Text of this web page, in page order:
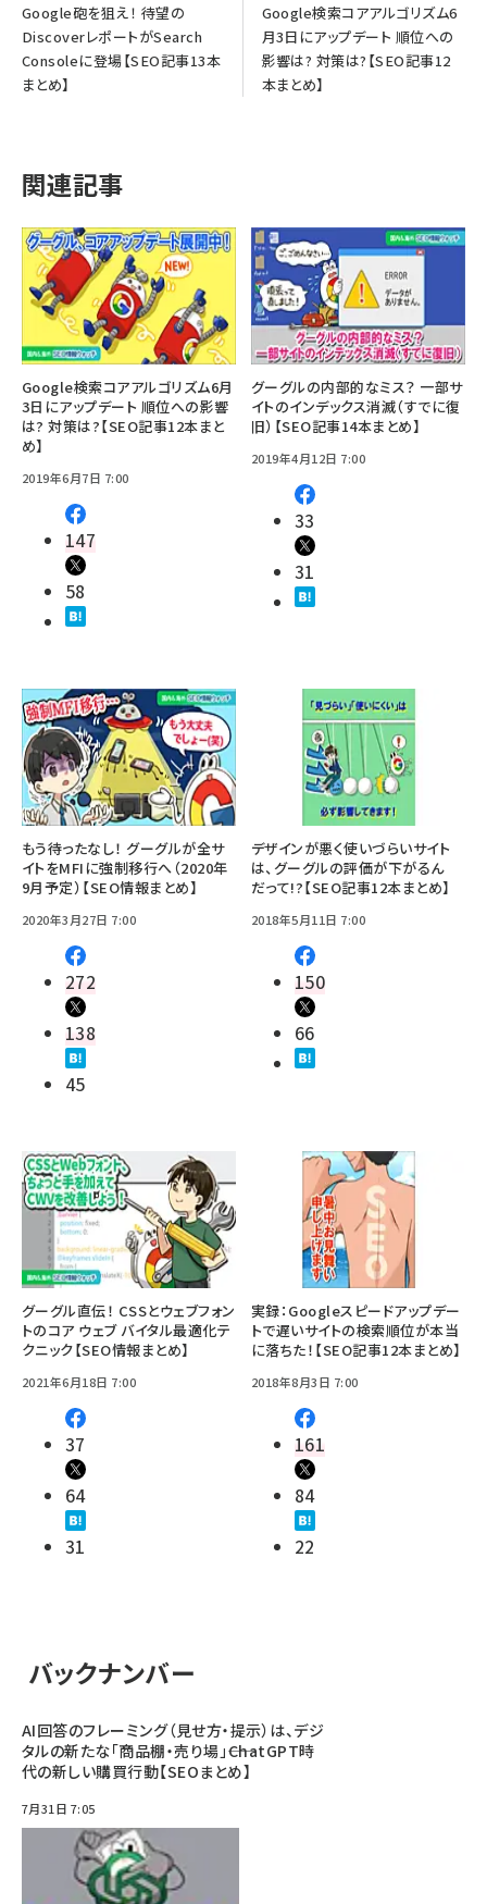
Google砲を狙え！ 待望の
DiscoverレポートがSearch
Consoleに登場【SEO記事13本
まとめ】
Google検索コアアルゴリズム6
月3日にアップデート 順位への
影響は? 対策は?【SEO記事12
本まとめ】
関連記事
Google検索コアアルゴリズム6月
3日にアップデート 順位への影響
は? 対策は?【SEO記事12本まと
め】
2019年6月7日 7:00
147
58
グーグルの内部的なミス？ 一部サ
イトのインデックス消滅（すでに復
旧）【SEO記事14本まとめ】
2019年4月12日 7:00
33
31
もう待ったなし！ グーグルが全サ
イトをMFIに強制移行へ（2020年
9月予定）【SEO情報まとめ】
2020年3月27日 7:00
272
138
45
デザインが悪く使いづらいサイト
は、グーグルの評価が下がるん
だって!?【SEO記事12本まとめ】
2018年5月11日 7:00
150
66
グーグル直伝！ CSSとウェブフォン
トのコア ウェブ バイタル最適化テ
クニック【SEO情報まとめ】
2021年6月18日 7:00
37
64
31
実録：Googleスピードアップデー
トで遅いサイトの検索順位が本当
に落ちた！【SEO記事12本まとめ】
2018年8月3日 7:00
161
84
22
バックナンバー
AI回答のフレーミング（見せ方・提示）は、デジ
タルの新たな「商品棚・売り場」――ChatGPT時
代の新しい購買行動【SEOまとめ】
7月31日 7:05